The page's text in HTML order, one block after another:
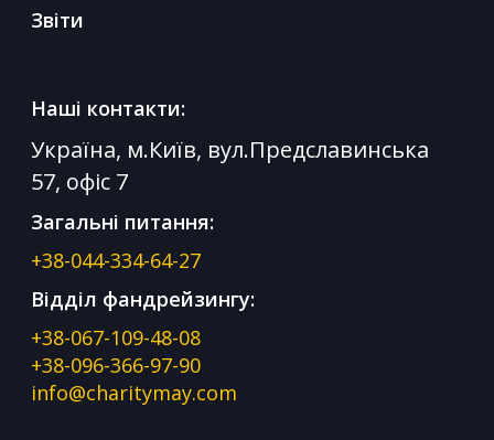
Звіти
Наші контакти:
Україна, м.Київ, вул.Предславинська
57, офіс 7
Загальні питання:
+38-044-334-64-27
Відділ фандрейзингу:
+38-067-109-48-08
+38-096-366-97-90
info@charitymay.com